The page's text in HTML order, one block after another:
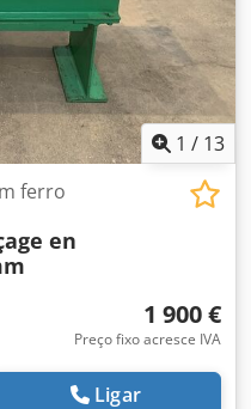
1 / 13
ferro
en
1 900 €
Preço fixo acresce IVA
Ligar